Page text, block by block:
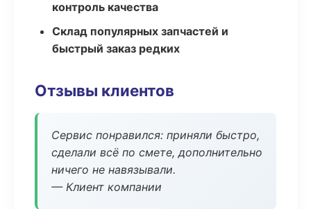
контроль качества
Склад популярных запчастей и
быстрый заказ редких
Отзывы клиентов
Сервис понравился: приняли быстро,
сделали всё по смете, дополнительно
ничего не навязывали.
— Клиент компании